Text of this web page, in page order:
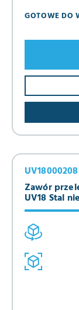
GOTOWE DO
Zawór
UV18 Stal
UV18000208